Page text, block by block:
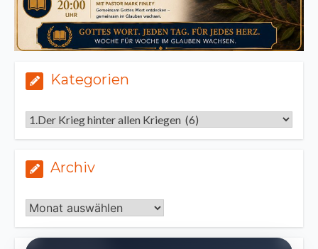
Kategorien
Kategorien
Archiv
Archiv